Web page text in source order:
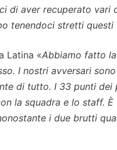
di aver recuperato vari
tenendoci stretti questi
Latina «Abbiamo fatto
I nostri avversari
di tutto. I 33 punti
la squadra e lo staff.
i due brutti